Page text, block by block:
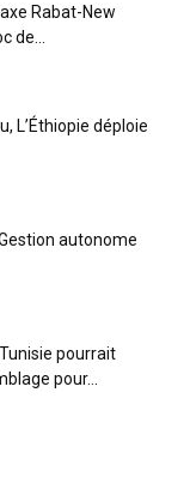
Rabat-New
de...
L’Éthiopie déploie
autonome
pourrait
pour...